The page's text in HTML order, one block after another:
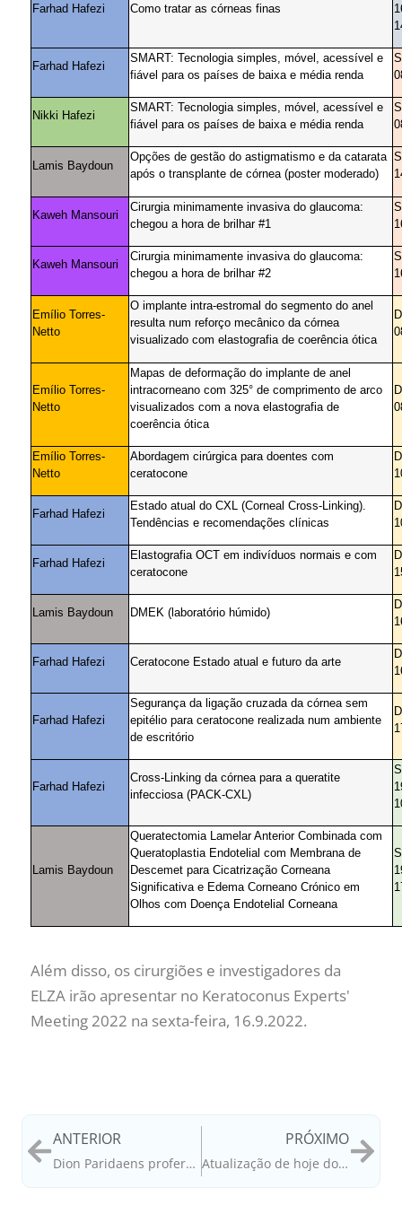
Farhad Hafezi Como tratar as córneas finas
Farhad Hafezi
SMART: Tecnologia simples, móvel, acessível e
fiável para os países de baixa e média renda
Nikki Hafezi
SMART: Tecnologia simples, móvel, acessível e
fiável para os países de baixa e média renda
Lamis Baydoun
Opções de gestão do astigmatismo e da catarata
após o transplante de córnea (poster moderado)
Kaweh Mansouri
Cirurgia minimamente invasiva do glaucoma:
chegou a hora de brilhar #1
Kaweh Mansouri
Cirurgia minimamente invasiva do glaucoma:
chegou a hora de brilhar #2
Emílio Torres-
Netto
O implante intra-estromal do segmento do anel
resulta num reforço mecânico da córnea
visualizado com elastografia de coerência ótica
Emílio Torres-
Netto
Mapas de deformação do implante de anel
intracorneano com 325° de comprimento de arco
visualizados com a nova elastografia de
coerência ótica
Emílio Torres-
Netto
Abordagem cirúrgica para doentes com
ceratocone
Farhad Hafezi
Estado atual do CXL (Corneal Cross-Linking).
Tendências e recomendações clínicas
Farhad Hafezi
Elastografia OCT em indivíduos normais e com
ceratocone
Lamis Baydoun DMEK (laboratório húmido)
Farhad Hafezi Ceratocone Estado atual e futuro da arte
Farhad Hafezi
Segurança da ligação cruzada da córnea sem
epitélio para ceratocone realizada num ambiente
de escritório
Farhad Hafezi
Cross-Linking da córnea para a queratite
infecciosa (PACK-CXL)
Lamis Baydoun
Queratectomia Lamelar Anterior Combinada com
Queratoplastia Endotelial com Membrana de
Descemet para Cicatrização Corneana
Significativa e Edema Corneano Crónico em
Olhos com Doença Endotelial Corneana
Além disso, os cirurgiões e investigadores da
ELZA irão apresentar no Keratoconus Experts'
Meeting 2022 na sexta-feira, 16.9.2022.
ANTERIOR
Dion Paridaens profere a conferência principal da Sociedade Sueca
PRÓXIMO
Atualização de hoje do ELZA na ESCRS 2022: sexta-feira, 16 de setembro